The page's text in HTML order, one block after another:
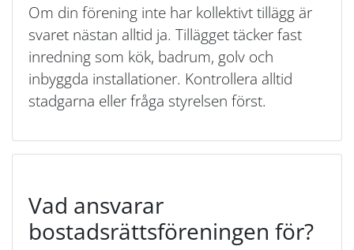
Om din förening inte har kollektivt tillägg är
svaret nästan alltid ja. Tillägget täcker fast
inredning som kök, badrum, golv och
inbyggda installationer. Kontrollera alltid
stadgarna eller fråga styrelsen först.
Vad ansvarar
bostadsrättsföreningen för?